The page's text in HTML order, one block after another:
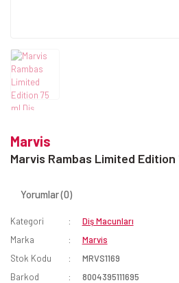
Marvis
Marvis Rambas Limited Edition
Yorumlar (0)
Kategori
Diş Macunları
Marka
Marvis
Stok Kodu
MRVS1169
Barkod
8004395111695